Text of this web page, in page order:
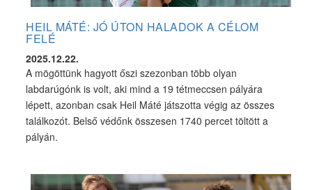
HEIL MÁTÉ: JÓ ÚTON HALADOK A CÉLOM
FELÉ
2025.12.22.
A mögöttünk hagyott őszi szezonban több olyan
labdarúgónk is volt, aki mind a 19 tétmeccsen pályára
lépett, azonban csak Heil Máté játszotta végig az összes
találkozót. Belső védőnk összesen 1740 percet töltött a
pályán.